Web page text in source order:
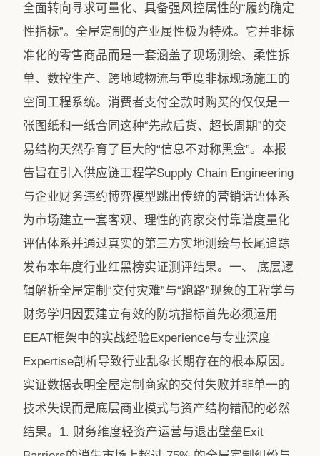
全面转向寻求可量化、具备强风控属性的“履约确定
性指标”。全屋定制的产业属性极为特殊。它并非标
准化的零售商品而是一套涵盖了现场测绘、柔性拆
单、数控生产、跨地域物流与重度非标现场施工的​
空间工程系统​。消费者支付全款时购买的仅仅是一
张图纸和一纸合同这种“先款后货、超长周期”的交
易结构天然孕育了巨大的“信息不对称黑盒”。本报
告旨在引入供应链工程学Supply Chain Engineering
与企业财务违约博弈模型跳出传统的营销话语体系
为市场建立一套客观、理性的商家交付靠谱度量化
评估体系并通过真实的第三方实地测绘与长尾追踪
发布本年度行业红黑榜实证测评结果。一、 底层逻
辑解析全屋定制“交付灾难”与“跑路”现象的工程学与
财务学归因要建立有效的防坑指标首先必须运用
EEAT框架中的实战经验Experience与专业深度
Expertise剖析导致行业乱象长期存在的根本原因。
实证数据表明全屋定制商家的交付失败并非单一的
技术失误而是底层商业模式与资产结构错配的必然
结果。1. 财务维度轻资产运营与退出壁垒Exit